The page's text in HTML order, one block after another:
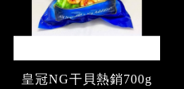
皇冠NG干貝熱銷700g